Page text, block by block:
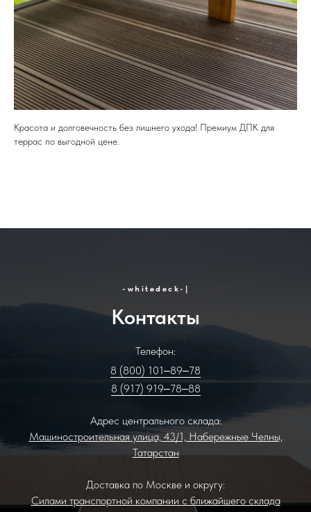
Красота и долговечность без лишнего ухода! Премиум ДПК для
террас по выгодной цене.
-whitedeck- |
Контакты
Телефон:
8 (800) 101‒89‒78
8 (917) 919‒78‒88
Адрес центрального склада:
Машиностроительная улица, 43/1, Набережные Челны,
Татарстан
Доставка по Москве и округу:
Силами транспортной компании с ближайшего склада